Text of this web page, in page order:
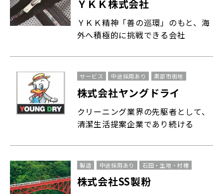
ＹＫＫ株式会社
ＹＫＫ精神「善の巡環」のもと、海
外へ積極的に挑戦できる会社
サービス 中途採用あり 黒部市街地
株式会社ヤングドライ
クリーニング業界の先駆者として、
清潔生活提案企業であり続ける
製造 中途採用あり 石田・生地・村椿
株式会社SS製粉